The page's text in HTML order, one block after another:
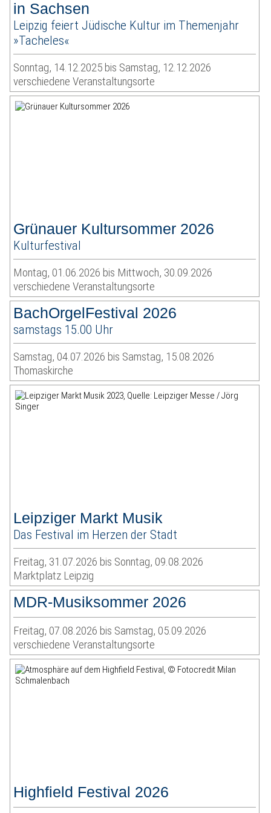
in Sachsen
Leipzig feiert Jüdische Kultur im Themenjahr
»Tacheles«
Sonntag, 14.12.2025 bis Samstag, 12.12.2026
verschiedene Veranstaltungsorte
Grünauer Kultursommer 2026
Kulturfestival
Montag, 01.06.2026 bis Mittwoch, 30.09.2026
verschiedene Veranstaltungsorte
BachOrgelFestival 2026
samstags 15.00 Uhr
Samstag, 04.07.2026 bis Samstag, 15.08.2026
Thomaskirche
Leipziger Markt Musik
Das Festival im Herzen der Stadt
Freitag, 31.07.2026 bis Sonntag, 09.08.2026
Marktplatz Leipzig
MDR-Musiksommer 2026
Freitag, 07.08.2026 bis Samstag, 05.09.2026
verschiedene Veranstaltungsorte
Highfield Festival 2026